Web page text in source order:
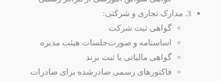
3. مدارک تجاری و شرکتی:
گواهی ثبت شرکت
اساسنامه و صورت‌جلسات هیئت مدیره
گواهی مالیاتی یا ثبت برند
فاکتورهای رسمی صادرشده برای صادرات